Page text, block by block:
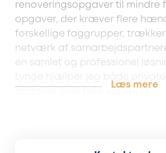
renoveringsopgaver til mindre
opgaver, der kræver flere
forskellige faggrupper,
netværk af
en samlet og professionel
Læs mere